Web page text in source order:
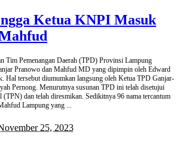
Ketua KNPI Masuk
Tim Pemenangan Daerah (TPD) Provinsi Lampung
Pranowo dan Mahfud MD yang dipimpin oleh Edward
Hal tersebut diumumkan langsung oleh Ketua TPD Ganjar-
Pernong. Menurutnya susunan TPD ini telah disetujui
(TPN) dan telah diresmikan. Sedikitnya 96 nama tercantum
Lampung yang ...
25, 2023